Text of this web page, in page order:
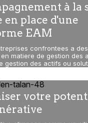
à la
en place d'une
EAM
confrontees a
matiere de gestion des
gestion des actifs ou
votre